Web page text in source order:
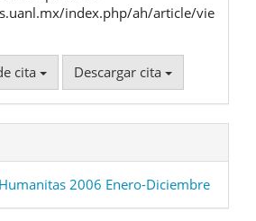
index.php/ah/article/vie
cita Descargar cita
2006 Enero-Diciembre